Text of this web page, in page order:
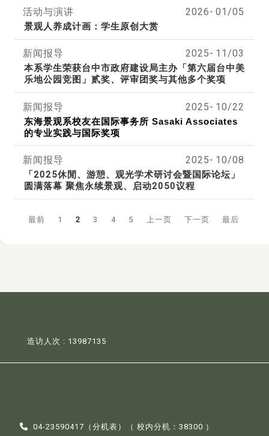
活动与演讲
景观人养成计画：学生原创大赏
2026- 01/05
新闻报导
本系学生荣获台中市政府建设局主办「第六届台中美
乐地公园竞图」贰奖、评审团奖与其他多个奖项
2025- 11/03
新闻报导
东海景观系校友在国际事务所 Sasaki Associates
的专业实践与国际奖项
2025- 10/22
新闻报导
「2025休閒、游憩、观光学术研讨会暨国际论坛」
圆满落幕 聚焦永续景观、启动2050议程
2025- 10/08
最前 1 2 3 4 5 上一页 下一页 最后
造访人次 : 13987135
04-23590417（分机表 ）（ 校内分机：38300 ）